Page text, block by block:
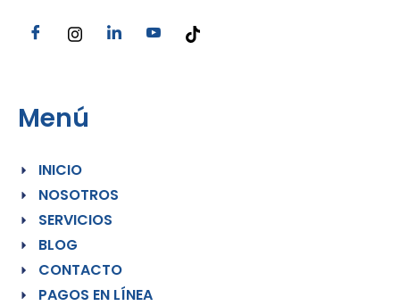
Menú
INICIO
NOSOTROS
SERVICIOS
BLOG
CONTACTO
PAGOS EN LÍNEA